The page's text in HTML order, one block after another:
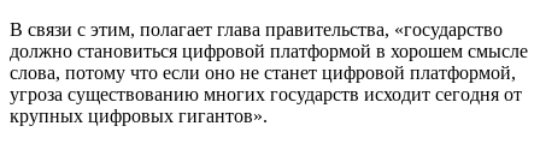
В связи с этим, полагает глава правительства, «государство
должно становиться цифровой платформой в хорошем смысле
слова, потому что если оно не станет цифровой платформой,
угроза существованию многих государств исходит сегодня от
крупных цифровых гигантов».